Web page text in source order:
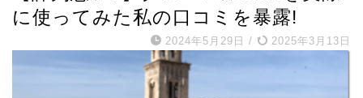
に使ってみた私の口コミを暴露!
2024年5月29日 / 2025年3月13日